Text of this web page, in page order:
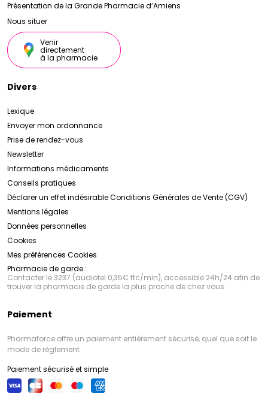
Présentation de la Grande Pharmacie d’Amiens
Nous situer
Venir
directement
à la pharmacie
Divers
Lexique
Envoyer mon ordonnance
Prise de rendez-vous
Newsletter
Informations médicaments
Conseils pratiques
Déclarer un effet indésirableConditions Générales de Vente (CGV)
Mentions légales
Données personnelles
Cookies
Mes préférences Cookies
Pharmacie de garde :
Contacter le 3237 (audiotel 0,35€ ttc/min), accessible 24h/24 afin de
trouver la pharmacie de garde la plus proche de chez vous
Paiement
Pharmaforce offre un paiement entièrement sécurisé, quel que soit le
mode de règlement
Paiement sécurisé et simple